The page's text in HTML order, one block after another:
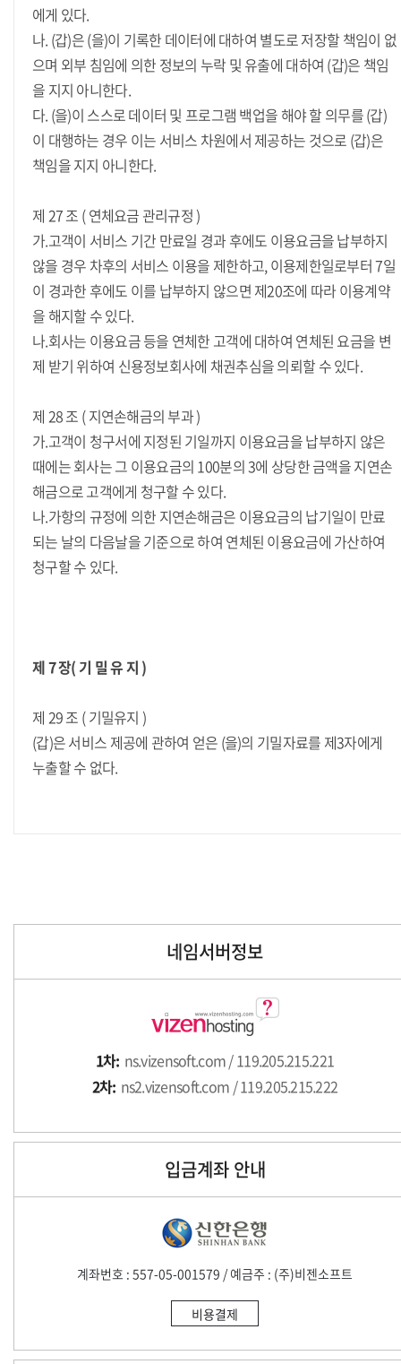
에게 있다.
나. (갑)은 (을)이 기록한 데이터에 대하여 별도로 저장할 책임이 없
으며 외부 침임에 의한 정보의 누락 및 유출에 대하여 (갑)은 책임
을 지지 아니한다.
다. (을)이 스스로 데이터 및 프로그램 백업을 해야 할 의무를 (갑)
이 대행하는 경우 이는 서비스 차원에서 제공하는 것으로 (갑)은
책임을 지지 아니한다.
제 27 조 ( 연체요금 관리규정 )
가.고객이 서비스 기간 만료일 경과 후에도 이용요금을 납부하지
않을 경우 차후의 서비스 이용을 제한하고, 이용제한일로부터 7일
이 경과한 후에도 이를 납부하지 않으면 제20조에 따라 이용계약
을 해지할 수 있다.
나.회사는 이용요금 등을 연체한 고객에 대하여 연체된 요금을 변
제 받기 위하여 신용정보회사에 채권추심을 의뢰할 수 있다.
제 28 조 ( 지연손해금의 부과 )
가.고객이 청구서에 지정된 기일까지 이용요금을 납부하지 않은
때에는 회사는 그 이용요금의 100분의 3에 상당한 금액을 지연손
해금으로 고객에게 청구할 수 있다.
나.가항의 규정에 의한 지연손해금은 이용요금의 납기일이 만료
되는 날의 다음날을 기준으로 하여 연체된 이용요금에 가산하여
청구할 수 있다.
제 7 장( 기 밀 유 지 )
제 29 조 ( 기밀유지 )
(갑)은 서비스 제공에 관하여 얻은 (을)의 기밀자료를 제3자에게
누출할 수 없다.
네임서버정보
1차: ns.vizensoft.com / 119.205.215.221
2차: ns2.vizensoft.com / 119.205.215.222
입금계좌 안내
계좌번호 : 557-05-001579 / 예금주 : (주)비젠소프트
비용결제